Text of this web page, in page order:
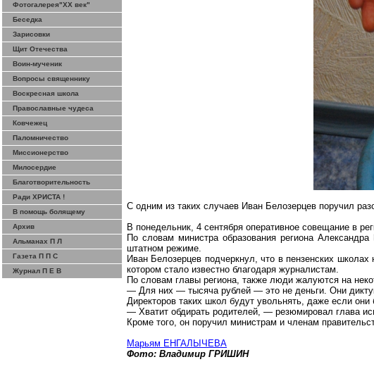
Фотогалерея"ХХ век"
Беседка
Зарисовки
Щит Отечества
Воин-мученик
Вопросы священнику
Воскресная школа
Православные чудеса
Ковчежец
Паломничество
Миссионерство
Милосердие
Благотворительность
Ради ХРИСТА !
В помощь болящему
Архив
Альманах П Л
Газета П П С
Журнал П Е В
С одним из таких случаев Иван Белозерцев поручил
В понедельник, 4 сентября оперативное совещание в
По словам министра образования региона
штатном режиме.
Иван Белозерцев подчеркнул, что в пензенских
котором стало известно благодаря журналистам.
По словам главы региона, также люди жалуются на
— Для них — тысяча рублей — это не деньги. Они
Директоров таких школ будут увольнять, даже если
— Хватит обдирать родителей, — резюмировал глава
Кроме того, он поручил министрам и членам
Марьям ЕНГАЛЫЧЕВА
Фото: Владимир ГРИШИН